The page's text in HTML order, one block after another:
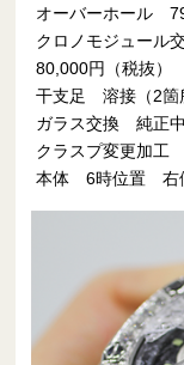
オーバーホール
クロノモジュール
80,000円（税抜）
干支足 溶接（2
ガラス交換 純正
クラスプ変更加
本体 6時位置 右